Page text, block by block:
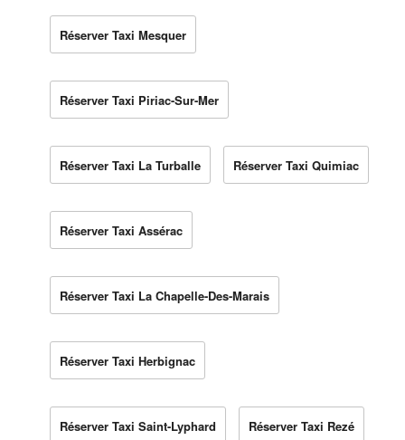
Réserver Taxi Mesquer
Réserver Taxi Piriac-Sur-Mer
Réserver Taxi La Turballe Réserver Taxi Quimiac
Réserver Taxi Assérac
Réserver Taxi La Chapelle-Des-Marais
Réserver Taxi Herbignac
Réserver Taxi Saint-Lyphard Réserver Taxi Rezé